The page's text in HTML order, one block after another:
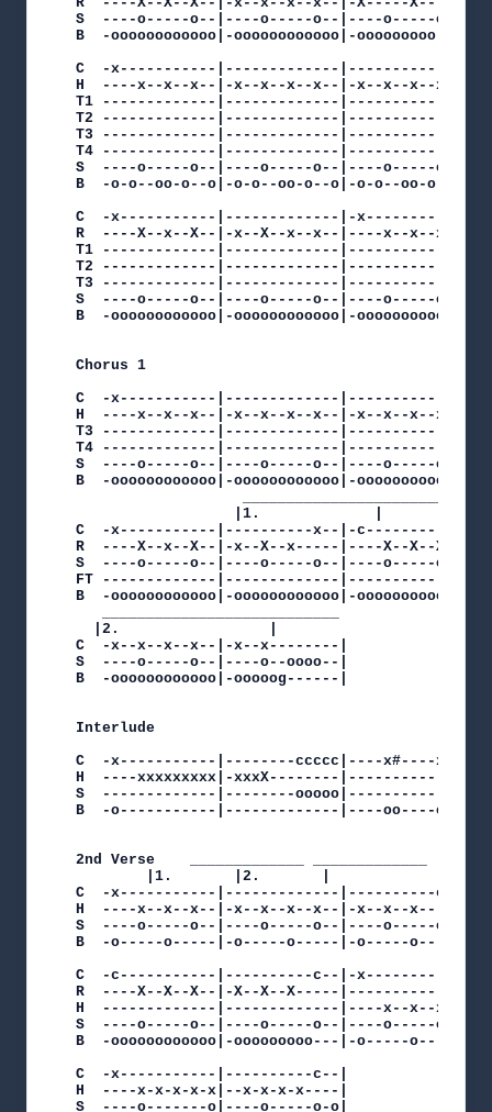
S  ----o-----o--|----o-----o--|----o-----o--|
B  -oooooooooooo|-oooooooooooo|-ooooooooo---|
C  -x-----------|-------------|-------------|-
H  ----x--x--x--|-x--x--x--x--|-x--x--x--x--
T1 -------------|-------------|-------------|--
T2 -------------|-------------|-------------
T3 -------------|-------------|-------------
T4 -------------|-------------|-------------
S  ----o-----o--|----o-----o--|----o-----o-
B  -o-o--oo-o--o|-o-o--oo-o--o|-o-o--oo-o---
C  -x-----------|-------------|-x-----------
R  ----X--x--X--|-x--X--x--x--|----x--x--x--
T1 -------------|-------------|-------------
T2 -------------|-------------|-------------
T3 -------------|-------------|-------------
S  ----o-----o--|----o-----o--|----o-----o-
B  -oooooooooooo|-oooooooooooo|-oooooooooooo|-
Chorus 1
C  -x-----------|-------------|-------------
H  ----x--x--x--|-x--x--x--x--|-x--x--x--x--
T3 -------------|-------------|-------------
T4 -------------|-------------|-------------
S  ----o-----o--|----o-----o--|----o-----o-o|---
B  -oooooooooooo|-oooooooooooo|-
C  -x-----------|----------x--|-c-----------
R  ----X--x--X--|-x--X--x-----|----X--X--X--|-
S  ----o-----o--|----o-----o--|----o-----o--
FT -------------|-------------|-------------
B  -oooooooooooo|-oooooooooooo|-oooooooooooo|-
  |2.			      |
C  -x--x--x--x--|-x--x--------|
S  ----o-----o--|----o--oooo--|
B  -oooooooooooo|-ooooog------|
Interlude
C  -x-----------|--------ccccc|----x#----x#-
H  ----xxxxxxxxx|-xxxX--------|-------------
S  -------------|--------ooooo|-------------
B  -o-----------|-------------|----oo----oo-
2nd Verse	 _____________ _____________
C  -x-----------|-------------|----------c--|
H  ----x--x--x--|-x--x--x--x--|-x--x--x-----|
S  ----o-----o--|----o-----o--|----o-----o--|
B  -o-----o-----|-o-----o-----|-o-----o-----|
C  -c-----------|----------c--|-x-----------
R  ----X--X--X--|-X--X--X-----|-------------
H  -------------|-------------|----x--x--x--|-
S  ----o-----o--|----o-----o--|----o-----o--
B  -oooooooooooo|-ooooooooo---|-o-----o-----
C  -x-----------|----------c--|
H  ----x-x-x-x-x|--x-x-x-x----|
S  ----o-------o|----o-----o-o|